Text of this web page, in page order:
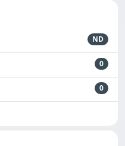
ND
0
0